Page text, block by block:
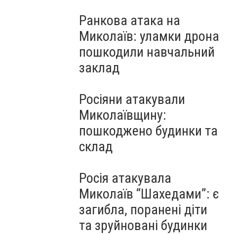
Ранкова атака на
Миколаїв: уламки дрона
пошкодили навчальний
заклад
Росіяни атакували
Миколаївщину:
пошкоджено будинки та
склад
Росія атакувала
Миколаїв “Шахедами”: є
загибла, поранені діти
та зруйновані будинки